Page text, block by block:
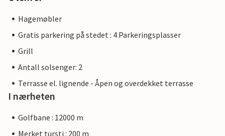
Hagemøbler
Gratis parkering på stedet : 4 Parkeringsplasser
Grill
Antall solsenger: 2
Terrasse el. lignende - Åpen og overdekket terrasse
I nærheten
Golfbane : 12000 m
Merket tursti : 200 m